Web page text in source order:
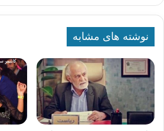
نوشته های مشابه